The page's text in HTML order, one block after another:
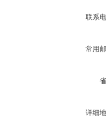
联系
常用
详细